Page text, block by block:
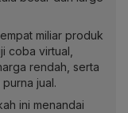
miliar produk
coba virtual,
rendah, serta
jual.
ini menandai